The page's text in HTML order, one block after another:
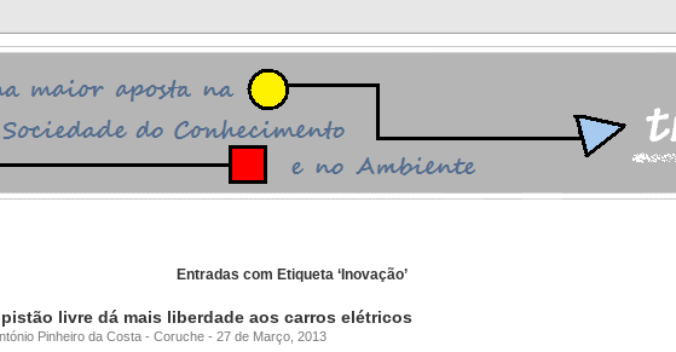
Entradas com Etiqueta ‘Inovação’
livre dá mais liberdade aos carros elétricos
Pinheiro da Costa - Coruche - 27 de Março, 2013